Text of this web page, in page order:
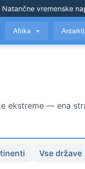
Natančne vremenske
Afrika ▼
ekstreme — ena
Vse države